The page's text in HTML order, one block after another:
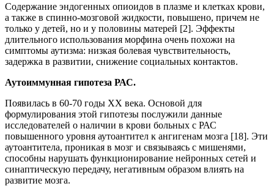
Содержание эндогенных опиоидов в плазме и клетках крови,
а также в спинно-мозговой жидкости, повышено, причем не
только у детей, но и у половины матерей [2]. Эффекты
длительного использования морфина очень похожи на
симптомы аутизма: низкая болевая чувствительность,
задержка в развитии, снижение социальных контактов.
Аутоиммунная гипотеза РАС.
Появилась в 60-70 годы XX века. Основой для
формулирования этой гипотезы послужили данные
исследователей о наличии в крови больных с РАС
повышенного уровня аутоантител к ангигенам мозга [18]. Эти
аутоантитела, проникая в мозг и связываясь с мишенями,
способны нарушать функционирование нейронных сетей и
синаптическую передачу, негативным образом влиять на
развитие мозга.